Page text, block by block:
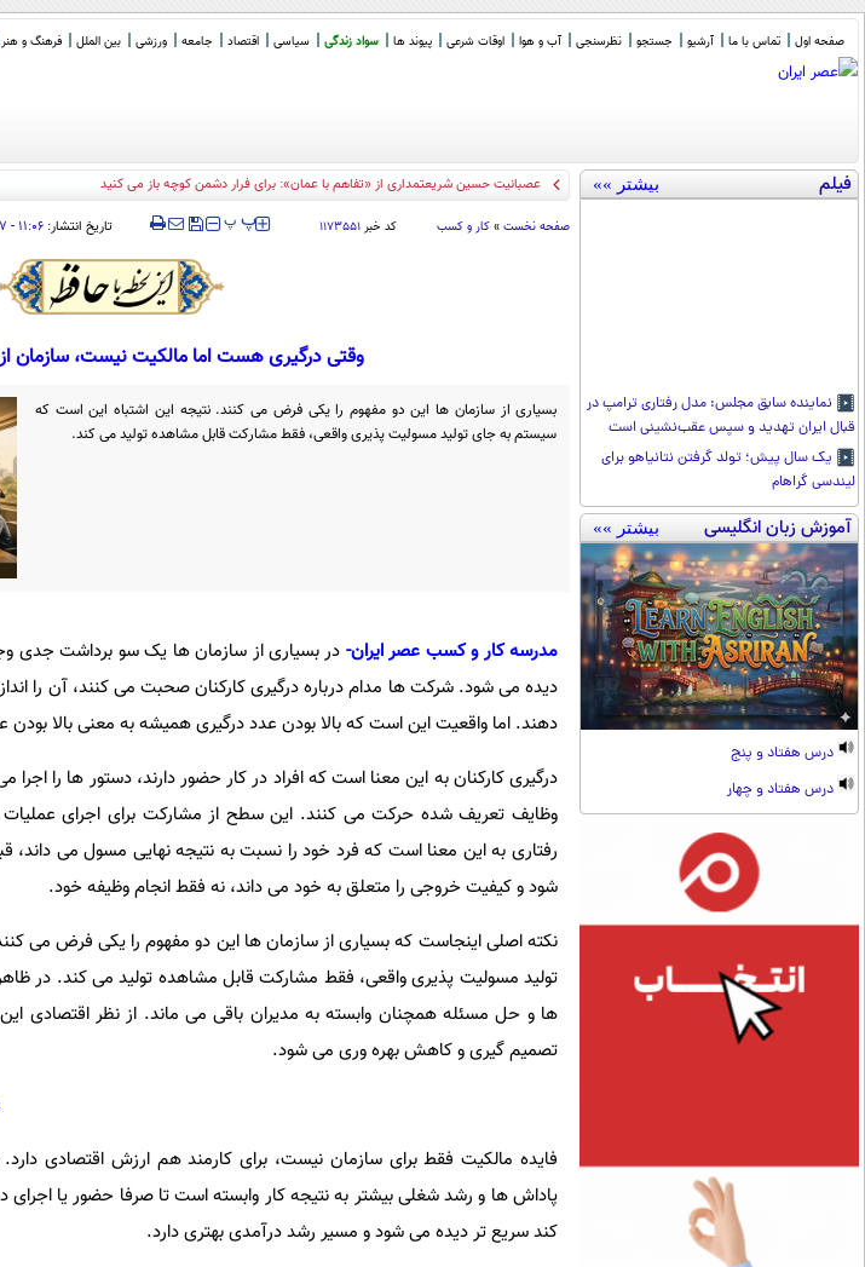
صفحه اول تماس با ما آرشیو جستجو نظرسنجی آب و هوا اوقات شرعی پیوند ها سواد زندگی سیاسی اقتصاد جامعه ورزشی بین الملل فرهنگ و هنر
فیلم بیشتر »»
نماینده سابق مجلس: مدل رفتاری ترامپ در
قبال ایران تهدید و سپس عقب‌نشینی است
یک سال پیش؛ تولد گرفتن نتانیاهو برای
لیندسی گراهام
آموزش زبان انگلیسی بیشتر »»
درس هفتاد و پنج
درس هفتاد و چهار
عصبانیت حسین شریعتمداری از «تفاهم با عمان»: برای فرار دشمن کوچه باز می کنید
صفحه نخست » کار و کسب کد خبر ۱۱۷۳۵۵۱ ‍‍‍ پ پ تاریخ انتشار:۱۱:۰۶ - ۰۷-۰۴-۱۴۰۵
وقتی درگیری هست اما مالکیت نیست، سازمان
بسیاری از سازمان ها این دو مفهوم را یکی فرض می کنند. نتیجه این اشتباه این است که
سیستم به جای تولید مسولیت پذیری واقعی، فقط مشارکت قابل مشاهده تولید می کند.
مدرسه کار و کسب عصر ایران- در بسیاری از سازمان ها یک سو برداشت جدی
دیده می شود. شرکت ها مدام درباره درگیری کارکنان صحبت می کنند، آن را
دهند. اما واقعیت این است که بالا بودن عدد درگیری همیشه به معنی بالا
درگیری کارکنان به این معنا است که افراد در کار حضور دارند، دستور ها را
وظایف تعریف شده حرکت می کنند. این سطح از مشارکت برای اجرای عملیات
رفتاری به این معنا است که فرد خود را نسبت به نتیجه نهایی مسول می
شود و کیفیت خروجی را متعلق به خود می داند، نه فقط انجام وظیفه خود.
نکته اصلی اینجاست که بسیاری از سازمان ها این دو مفهوم را یکی فرض می
تولید مسولیت پذیری واقعی، فقط مشارکت قابل مشاهده تولید می کند. در
ها و حل مسئله همچنان وابسته به مدیران باقی می ماند. از نظر اقتصادی
تصمیم گیری و کاهش بهره وری می شود.
فایده مالکیت فقط برای سازمان نیست، برای کارمند هم ارزش اقتصادی
پاداش ها و رشد شغلی بیشتر به نتیجه کار وابسته است تا صرفا حضور یا اجرای
کند سریع تر دیده می شود و مسیر رشد درآمدی بهتری دارد.